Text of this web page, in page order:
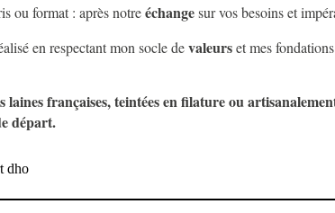
ou format : après notreéchangesur vos besoins et
en respectant mon socle devaleurset mes fondations
laines françaises, teintées en filature ou
départ.